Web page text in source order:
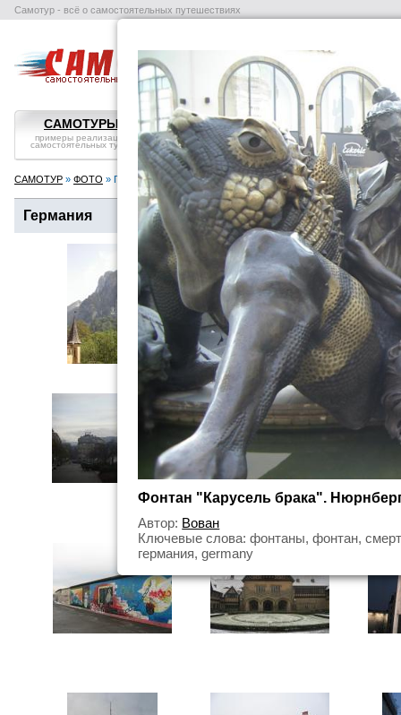
Самотур - всё о самостоятельных путешествиях
поиск отелей авиабилеты
САМОТУРЫ
примеры реализации
самостоятельных туров
ВОПРОС-ОТВЕТ
самостоятельные
путешествия: ликбез
СТРАНЫ
справка,
посмотреть
САМОТУР » ФОТО » Германия
Германия
Фонтан "Карусель брака".
Автор: Вован
Ключевые слова: фонтаны, фонтан,
германия, germany